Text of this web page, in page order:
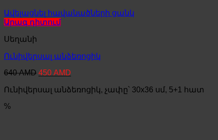
Ավելացնել հավանածների ցանկ
Արագ դիտում
Սեղանի
Ունիվերսալ անձեռոցիկ
640AMD Original
was:
450 AMD
is:
Ունիվերսալ անձեռոցիկ, չափը՝ 30x36 սմ, 5+1 հատ
%